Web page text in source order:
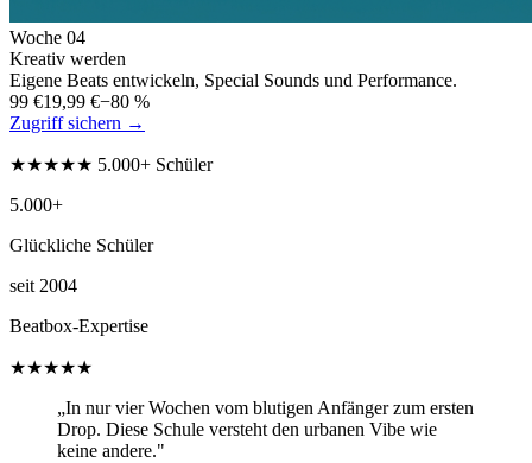
Woche 04
Kreativ werden
Eigene Beats entwickeln, Special Sounds und Performance.
99 €19,99 €−80 %
Zugriff sichern →
★★★★★ 5.000+ Schüler
5.000+
Glückliche Schüler
seit 2004
Beatbox-Expertise
★★★★★
„In nur vier Wochen vom blutigen Anfänger zum ersten
Drop. Diese Schule versteht den urbanen Vibe wie
keine andere."